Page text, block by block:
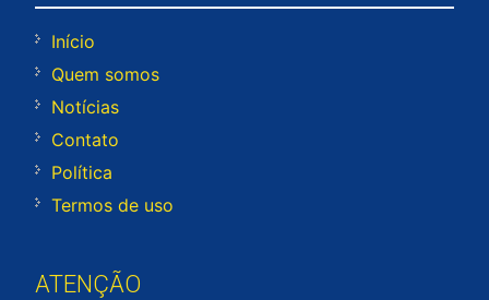
Início
Quem somos
Notícias
Contato
Política
Termos de uso
ATENÇÃO